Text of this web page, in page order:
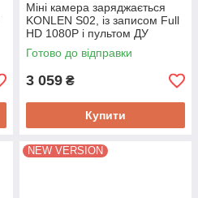
Міні камера заряджається
KONLEN S02, із записом Full
HD 1080P і пультом ДУ
Готово до відправки
3 059 ₴
Купити
NEW VERSION